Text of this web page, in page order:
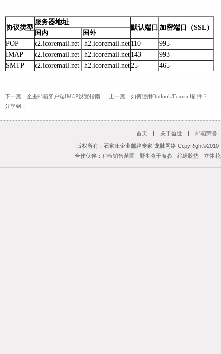
协议类型
服务器地址
默认端口 加密端口（SSL）
国内
国外
POP
c2.icoremail.net h2.icoremail.net 110
995
IMAP
c2.icoremail.net h2.icoremail.net 143
993
SMTP
c2.icoremail.net h2.icoremail.net25 465
下一篇： 企业邮箱客户端IMAP设置指南 上一篇： 如何使用Outlook/Foxmail插件？
分享到：
首页 | 关于盈世 | 邮箱荣誉
版权所有：石家庄企业邮箱专家-龙脉网络
合作伙伴：种植销售苗圃 野生淡干海参 绝缘胶垫 立体